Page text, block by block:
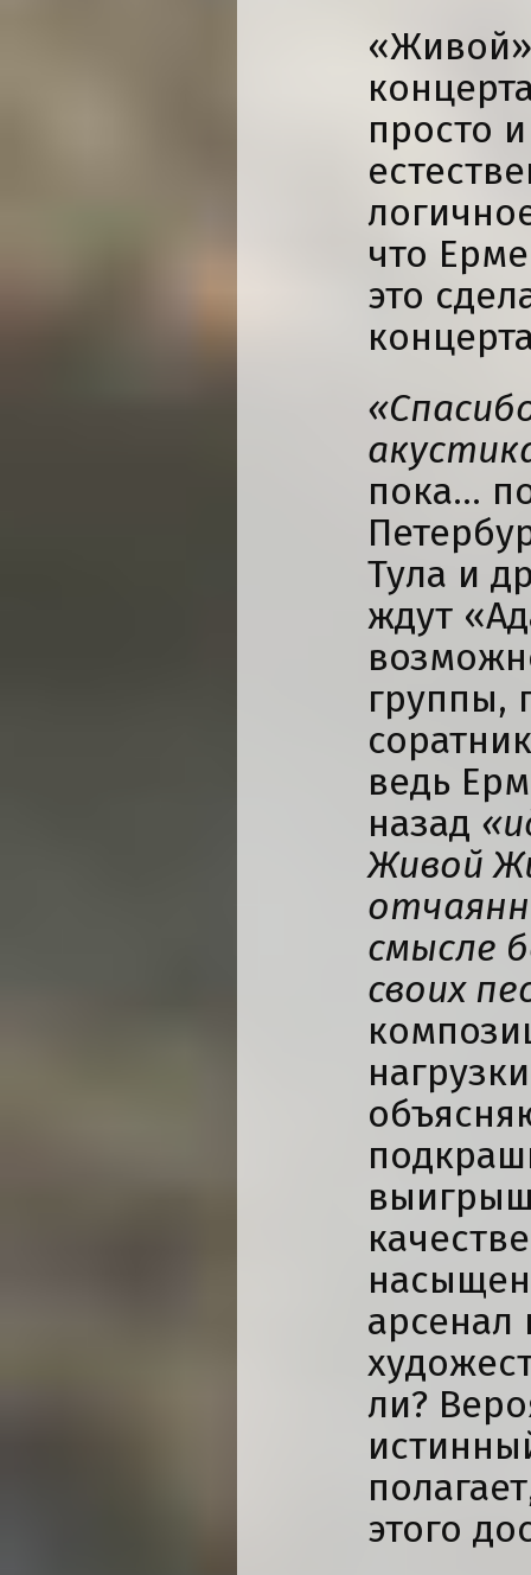
просто
что
это
пока…
Тула и
ждут
группы,
ведь
назад
Живой
смысле
своих
ли?
этого